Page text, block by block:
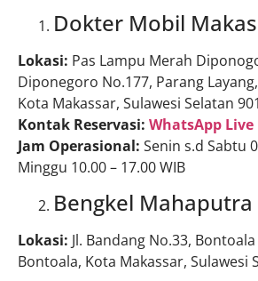
Dokter Mobil
Lokasi: Pas Lampu Merah
Diponegoro No.177, Parang
Kota Makassar, Sulawesi Selatan
Kontak Reservasi: WhatsApp Live
Jam Operasional: Senin s.d Sabtu
Minggu 10.00 – 17.00 WIB
Bengkel Mahaputra
Lokasi: Jl. Bandang No.33, Bontoala
Bontoala, Kota Makassar, Sulawesi